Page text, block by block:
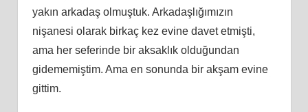
yakın arkadaş olmuştuk. Arkadaşlığımızın
nişanesi olarak birkaç kez evine davet etmişti,
ama her seferinde bir aksaklık olduğundan
gidememiştim. Ama en sonunda bir akşam evine
gittim.